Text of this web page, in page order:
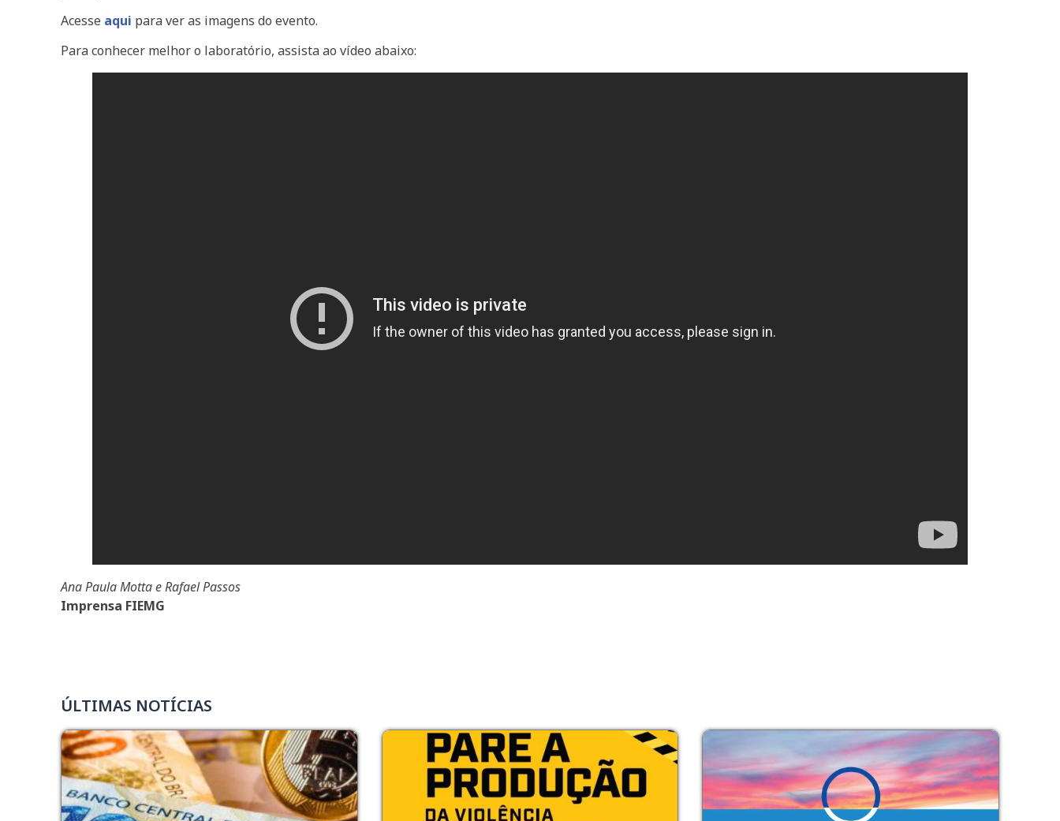
Acesse aqui para ver as imagens do evento.
Para conhecer melhor o laboratório, assista ao vídeo abaixo:
Ana Paula Motta e Rafael Passos
Imprensa FIEMG
ÚLTIMAS NOTÍCIAS